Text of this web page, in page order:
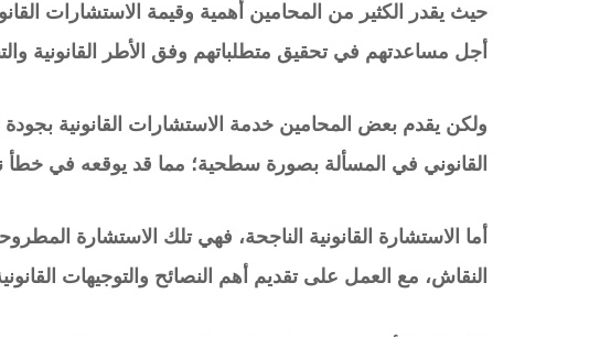
حيث يقدر الكثير من المحامين أهمية وقيمة الاستشارات
أجل مساعدتهم في تحقيق متطلباتهم وفق الأطر القانونية
ولكن يقدم بعض المحامين خدمة الاستشارات القانونية
القانوني في المسألة بصورة سطحية؛ مما قد يوقعه في خطأ
أما الاستشارة القانونية الناجحة، فهي تلك الاستشارة
النقاش، مع العمل على تقديم أهم النصائح والتوجيهات